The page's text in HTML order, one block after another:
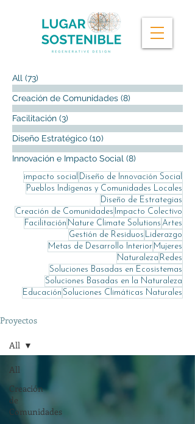
All (73)
Creación de Comunidades (8)
Facilitación (3)
Diseño Estratégico (10)
Innovación e Impacto Social (8)
impacto social Diseño de Innovación Social
Pueblos Indígenas y Comunidades Locales
Diseño de Estrategias
Creación de Comunidades Impacto Colectivo
Facilitación Nature Climate Solutions Artes
Gestión de Residuos Liderazgo
Metas de Desarrollo Interior Mujeres
Naturaleza Redes
Soluciones Basadas en Ecosistemas
Soluciones Basadas en la Naturaleza
Educación Soluciones Climáticas Naturales
Proyectos
All
Creación
de
Comunidades
All